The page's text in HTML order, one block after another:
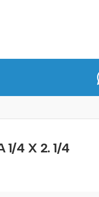
1/4 X 2. 1/4